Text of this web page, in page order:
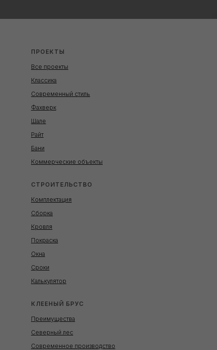
ПРОЕКТЫ
Все проекты
Классика
Современный стиль
Фахверк
Шале
Райт
Бани
Коммерческие объекты
СТРОИТЕЛЬСТВО
Комплектация
Сборка
Кровля
Покраска
Окна
Сроки
Калькулятор
КЛЕЕНЫЙ БРУС
Преимущества
Северный лес
Современное производство